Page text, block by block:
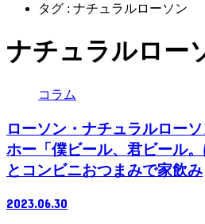
タグ : ナチュラルローソン
ナチュラルロー
コラム
ローソン・ナチュラルロー
ホー「僕ビール、君ビール。
とコンビニおつまみで家飲み
2023.06.30